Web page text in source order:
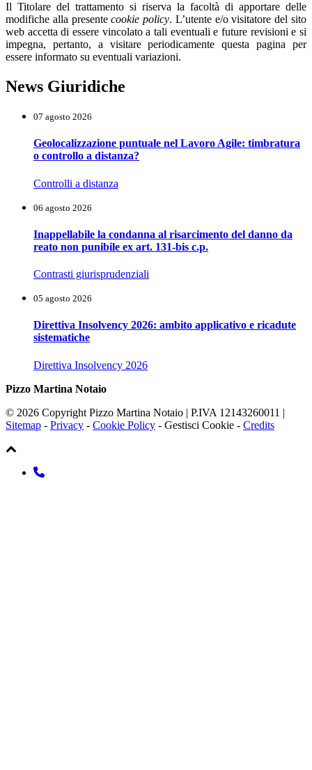
Il Titolare del trattamento si riserva la facoltà di apportare delle
modifiche alla presentecookie policy. L’utente e/o visitatore del sito
web accetta di essere vincolato a tali eventuali e future revisioni e si
impegna, pertanto, a visitare periodicamente questa pagina per
essere informato su eventuali variazioni.
News Giuridiche
07 agosto 2026
Geolocalizzazione puntuale nel Lavoro Agile: timbratura
o controllo a distanza?
Controlli a distanza
06 agosto 2026
Inappellabile la condanna al risarcimento del danno da
reato non punibile ex art. 131-bis c.p.
Contrasti giurisprudenziali
05 agosto 2026
Direttiva Insolvency 2026: ambito applicativo e ricadute
sistematiche
Direttiva Insolvency 2026
Pizzo Martina Notaio
© 2026 Copyright Pizzo Martina Notaio | P.IVA 12143260011 |
Sitemap - Privacy - Cookie Policy - Gestisci Cookie - Credits